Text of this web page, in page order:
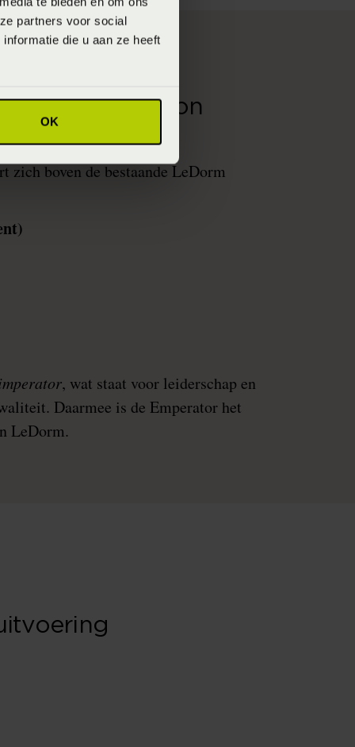
partners voor social
die u aan ze heeft
OK
het nieuwe icoon
zich boven de bestaande LeDorm
, wat staat voor leiderschap en
Daarmee is de Emperator het
LeDorm.